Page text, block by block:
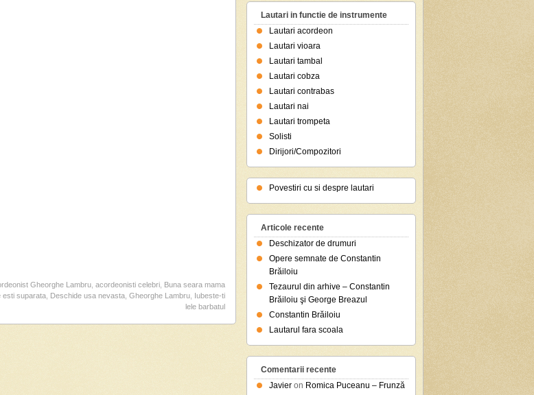
Gheorghe Lambru acordeonisti celebri Buna seara mama
esti suparata Deschide usa nevasta Gheorghe Lambru Iubeste-ti
lele barbatul
Lautari in functie de instrumente
Lautari acordeon
Lautari vioara
Lautari tambal
Lautari cobza
Lautari contrabas
Lautari nai
Lautari trompeta
Solisti
Dirijori/Compozitori
Povestiri cu si despre lautari
Articole recente
Deschizator de drumuri
Opere semnate de Constantin
Brăiloiu
Tezaurul din arhive – Constantin
Brăiloiu şi George Breazul
Constantin Brăiloiu
Lautarul fara scoala
Comentarii recente
Javier on Romica Puceanu – Frunză